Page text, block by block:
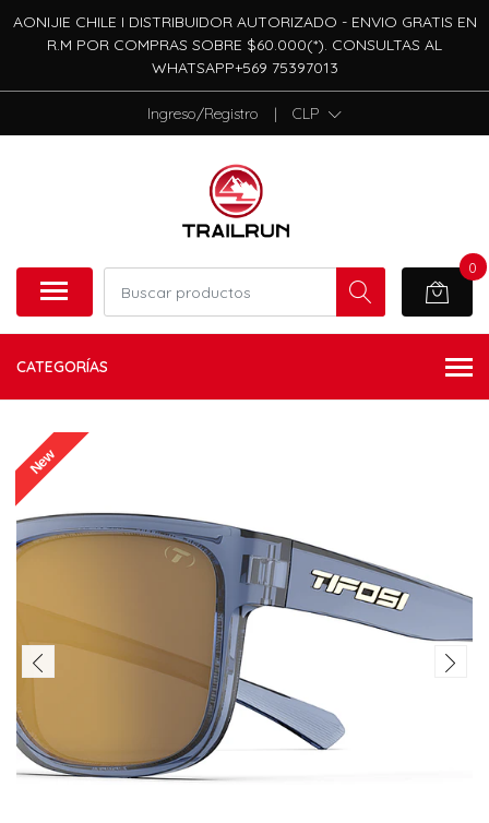
AONIJIE CHILE I DISTRIBUIDOR AUTORIZADO - ENVIO GRATIS EN
R.M POR COMPRAS SOBRE $60.000(*). CONSULTAS AL
WHATSAPP+569 75397013
Ingreso/Registro | CLP
0
CATEGORÍAS
NO DISPONIBLE
New